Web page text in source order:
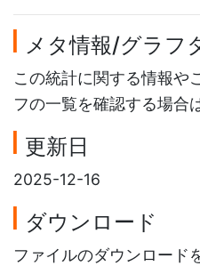
メタ情報/グラフ
この統計に関する情報や
フの一覧を確認する場合
更新日
2025-12-16
ダウンロード
ファイルのダウンロード